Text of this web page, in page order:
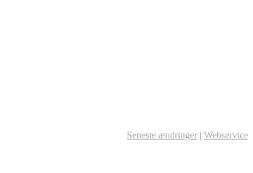
Seneste ændringer | Webservice